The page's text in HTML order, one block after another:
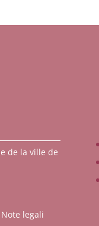
de la ville de
Note legali